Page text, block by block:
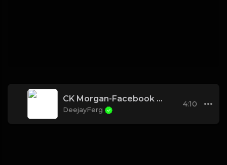
CK Morgan-Facebook Love
DeejayFerg
4:10